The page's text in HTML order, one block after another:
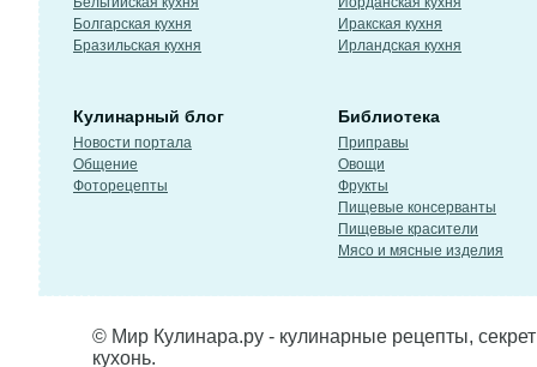
Болгарская кухня
Бразильская кухня
Иракская кухня
Ирландская кухня
Кулинарный блог
Новости портала
Общение
Фоторецепты
Библиотека
Приправы
Овощи
Фрукты
Пищевые консерванты
Пищевые красители
Мясо и мясные изделия
© Мир Кулинара.ру - кулинарные рецепты,
кухонь.